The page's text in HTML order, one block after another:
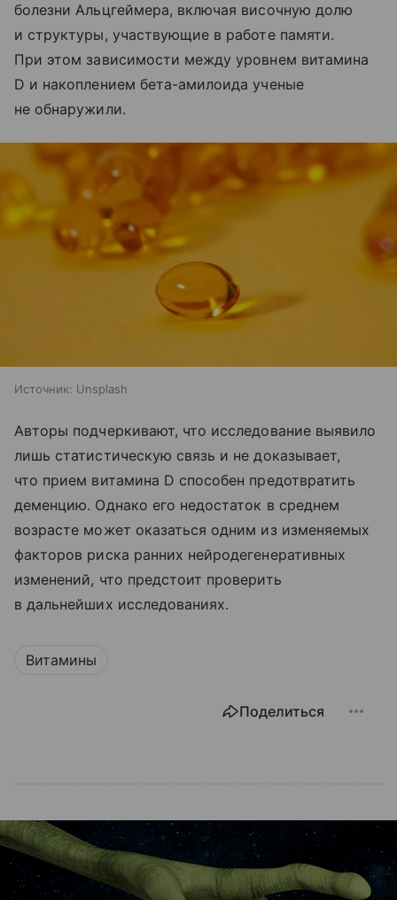
болезни Альцгеймера, включая височную долю
и структуры, участвующие в работе памяти.
При этом зависимости между уровнем витамина
D и накоплением бета-амилоида ученые
не обнаружили.
Источник: Unsplash
Авторы подчеркивают, что исследование выявило
лишь статистическую связь и не доказывает,
что прием витамина D способен предотвратить
деменцию. Однако его недостаток в среднем
возрасте может оказаться одним из изменяемых
факторов риска ранних нейродегенеративных
изменений, что предстоит проверить
в дальнейших исследованиях.
Витамины
Поделиться